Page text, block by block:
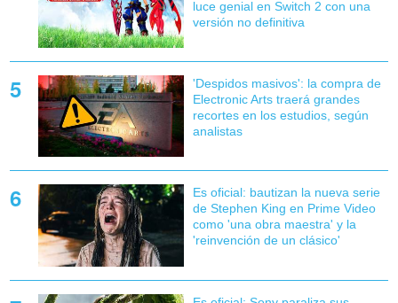
luce genial en Switch 2 con una
versión no definitiva
'Despidos masivos': la compra de
Electronic Arts traerá grandes
recortes en los estudios, según
analistas
Es oficial: bautizan la nueva serie
de Stephen King en Prime Video
como 'una obra maestra' y la
'reinvención de un clásico'